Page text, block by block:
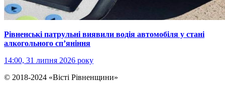
Рівненські патрульні виявили водія автомобіля у стані
алкогольного сп’яніння
14:00, 31 липня 2026 року
© 2018-2024 «Вісті Рівненщини»